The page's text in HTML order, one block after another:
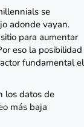
se
adonde vayan.
para aumentar
eso la posibilidad
fundamental el
los datos de
más baja